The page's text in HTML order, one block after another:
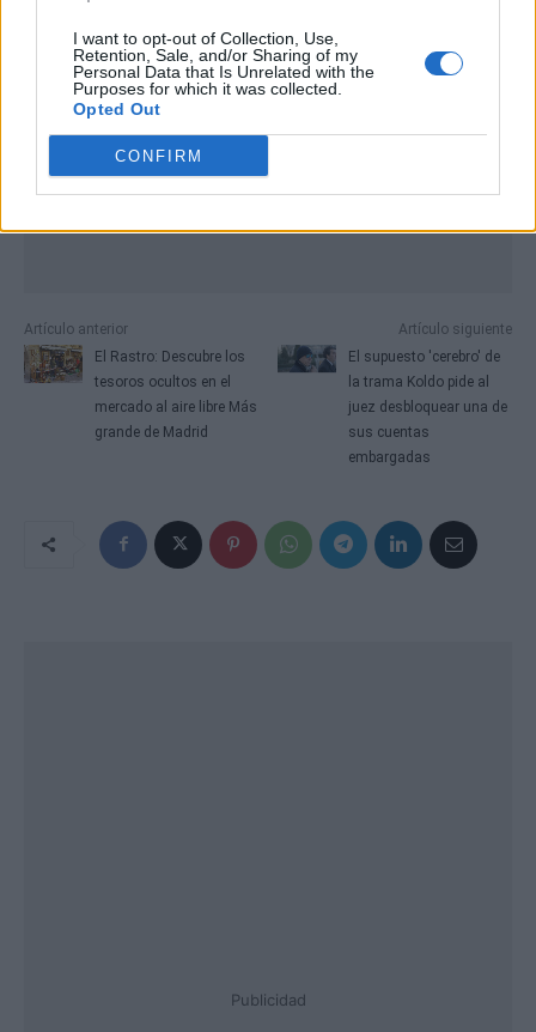
I want to opt-out of Collection, Use,
Retention, Sale, and/or Sharing of my
Personal Data that Is Unrelated with the
Purposes for which it was collected.
Opted Out
CONFIRM
Artículo anterior
El Rastro: Descubre los
tesoros ocultos en el
mercado al aire libre Más
grande de Madrid
Artículo siguiente
El supuesto 'cerebro' de
la trama Koldo pide al
juez desbloquear una de
sus cuentas
embargadas
Publicidad